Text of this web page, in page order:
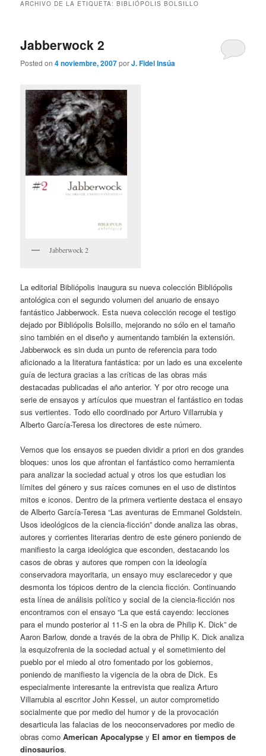
ARCHIVO DE LA ETIQUETA:BIBLIÓPOLIS BOLSILLO
Jabberwock 2
Posted on4 noviembre, 2007porJ. Fidel Insúa
Jabberwock 2
La editorial Bibliópolis inaugura su nueva colección Bibliópolis
antológica con el segundo volumen del anuario de ensayo
fantástico Jabberwock. Esta nueva colección recoge el testigo
dejado por Bibliópolis Bolsillo, mejorando no sólo en el tamaño
sino también en el diseño y aumentando también la extensión.
Jabberwock es sin duda un punto de referencia para todo
aficionado a la literatura fantástica: por un lado es una excelente
guía de lectura gracias a las críticas de las obras más
destacadas publicadas el año anterior. Y por otro recoge una
serie de ensayos y artículos que muestran el fantástico en todas
sus vertientes. Todo ello coordinado por Arturo Villarrubia y
Alberto García-Teresa los directores de este número.
Vemos que los ensayos se pueden dividir a priori en dos grandes
bloques: unos los que afrontan el fantástico como herramienta
para analizar la sociedad actual y otros los que estudian los
límites del género y sus raíces comunes en el uso de distintos
mitos e iconos. Dentro de la primera vertiente destaca el ensayo
de Alberto García-Teresa “Las aventuras de Emmanel Goldstein.
Usos ideológicos de la ciencia-ficción” donde analiza las obras,
autores y corrientes literarias dentro de este género poniendo de
manifiesto la carga ideológica que esconden, destacando los
casos de obras y autores que rompen con la ideología
conservadora mayoritaria, un ensayo muy esclarecedor y que
desmonta los tópicos dentro de la ciencia ficción. Continuando
esta línea de análisis político y social de la ciencia-ficción nos
encontramos con el ensayo “La que está cayendo: lecciones
para el mundo posterior al 11-S en la obra de Philip K. Dick” de
Aaron Barlow, donde a través de la obra de Philip K. Dick analiza
la esquizofrenia de la sociedad actual y el sometimiento del
pueblo por el miedo al otro fomentado por los gobiernos,
poniendo de manifiesto la vigencia de la obra de Dick. Es
especialmente interesante la entrevista que realiza Arturo
Villarrubia al escritor John Kessel, un autor comprometido
socialmente que por medio del humor y de la provocación
desarticula las falacias de los neoconservadores por medio de
obras comoAmerican Apocalypse y El amor en tiempos de
dinosaurios.